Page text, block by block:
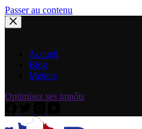
Passer au contenu
Accueil
Blog
Métiers
Optimisez ses impôts